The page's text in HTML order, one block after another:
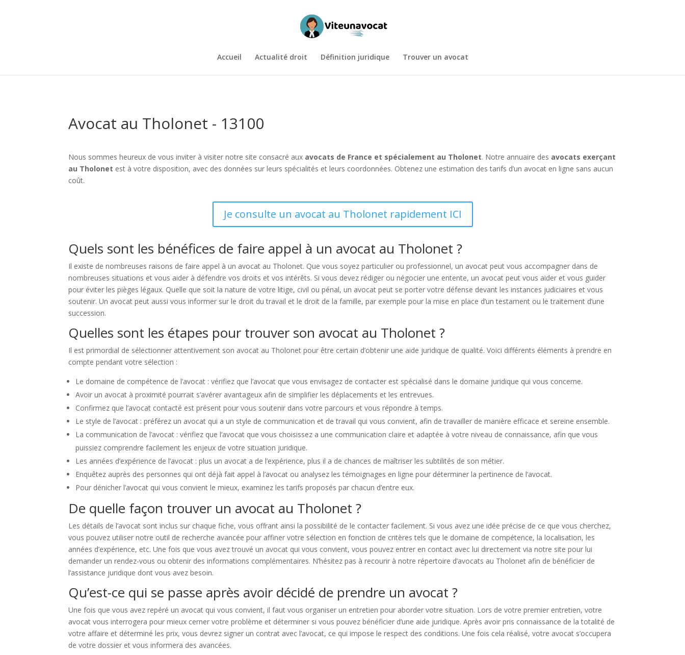
Accueil Actualité droit Définition juridique Trouver un avocat
Avocat au Tholonet - 13100
Nous sommes heureux de vous inviter à visiter notre site consacré aux avocats de France et spécialement au Tholonet. Notre annuaire des avocats exerçant
au Tholonet est à votre disposition, avec des données sur leurs spécialités et leurs coordonnées. Obtenez une estimation des tarifs d’un avocat en ligne sans aucun
coût.
Je consulte un avocat au Tholonet rapidement ICI
Quels sont les bénéfices de faire appel à un avocat au Tholonet ?
Il existe de nombreuses raisons de faire appel à un avocat au Tholonet. Que vous soyez particulier ou professionnel, un avocat peut vous accompagner dans de
nombreuses situations et vous aider à défendre vos droits et vos intérêts. Si vous devez rédiger ou négocier une entente, un avocat peut vous aider et vous guider
pour éviter les pièges légaux. Quelle que soit la nature de votre litige, civil ou pénal, un avocat peut se porter votre défense devant les instances judiciaires et vous
soutenir. Un avocat peut aussi vous informer sur le droit du travail et le droit de la famille, par exemple pour la mise en place d’un testament ou le traitement d’une
succession.
Quelles sont les étapes pour trouver son avocat au Tholonet ?
Il est primordial de sélectionner attentivement son avocat au Tholonet pour être certain d’obtenir une aide juridique de qualité. Voici différents éléments à prendre en
compte pendant votre sélection :
Le domaine de compétence de l’avocat : vérifiez que l’avocat que vous envisagez de contacter est spécialisé dans le domaine juridique qui vous concerne.
Avoir un avocat à proximité pourrait s’avérer avantageux afin de simplifier les déplacements et les entrevues.
Confirmez que l’avocat contacté est présent pour vous soutenir dans votre parcours et vous répondre à temps.
Le style de l’avocat : préférez un avocat qui a un style de communication et de travail qui vous convient, afin de travailler de manière efficace et sereine ensemble.
La communication de l’avocat : vérifiez que l’avocat que vous choisissez a une communication claire et adaptée à votre niveau de connaissance, afin que vous
puissiez comprendre facilement les enjeux de votre situation juridique.
Les années d’expérience de l’avocat : plus un avocat a de l’expérience, plus il a de chances de maîtriser les subtilités de son métier.
Enquêtez auprès des personnes qui ont déjà fait appel à l’avocat ou analysez les témoignages en ligne pour déterminer la pertinence de l’avocat.
Pour dénicher l’avocat qui vous convient le mieux, examinez les tarifs proposés par chacun d’entre eux.
De quelle façon trouver un avocat au Tholonet ?
Les détails de l’avocat sont inclus sur chaque fiche, vous offrant ainsi la possibilité de le contacter facilement. Si vous avez une idée précise de ce que vous cherchez,
vous pouvez utiliser notre outil de recherche avancée pour affiner votre sélection en fonction de critères tels que le domaine de compétence, la localisation, les
années d’expérience, etc. Une fois que vous avez trouvé un avocat qui vous convient, vous pouvez entrer en contact avec lui directement via notre site pour lui
demander un rendez-vous ou obtenir des informations complémentaires. N’hésitez pas à recourir à notre répertoire d’avocats au Tholonet afin de bénéficier de
l’assistance juridique dont vous avez besoin.
Qu’est-ce qui se passe après avoir décidé de prendre un avocat ?
Une fois que vous avez repéré un avocat qui vous convient, il faut vous organiser un entretien pour aborder votre situation. Lors de votre premier entretien, votre
avocat vous interrogera pour mieux cerner votre problème et déterminer si vous pouvez bénéficier d’une aide juridique. Après avoir pris connaissance de la totalité de
votre affaire et déterminé les prix, vous devrez signer un contrat avec l’avocat, ce qui impose le respect des conditions. Une fois cela réalisé, votre avocat s’occupera
de votre dossier et vous informera des avancées.